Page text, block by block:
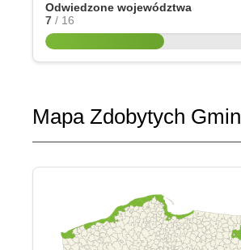
Odwiedzone województwa
7 / 16
Mapa Zdobytych Gmin